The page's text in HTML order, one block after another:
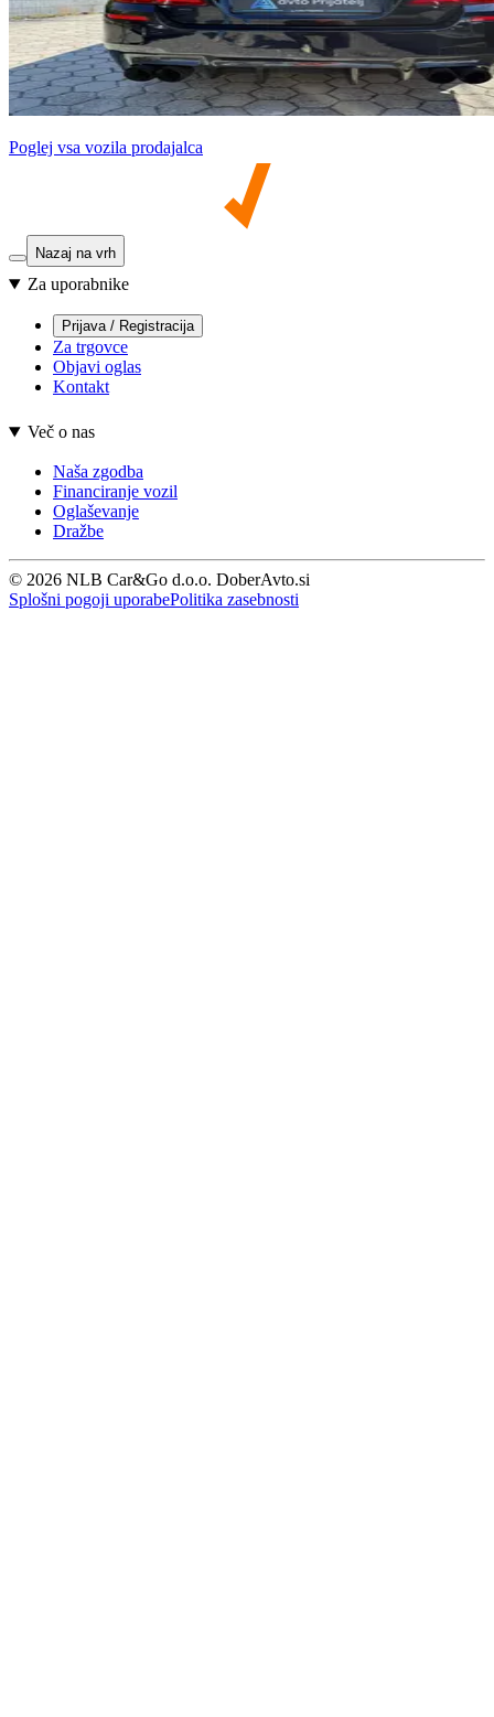
Poglej vsa vozila prodajalca
Nazaj na vrh
Za uporabnike
Prijava / Registracija
Za trgovce
Objavi oglas
Kontakt
Več o nas
Naša zgodba
Financiranje vozil
Oglaševanje
Dražbe
© 2026 NLB Car&Go d.o.o. DoberAvto.si
Splošni pogoji uporabePolitika zasebnosti